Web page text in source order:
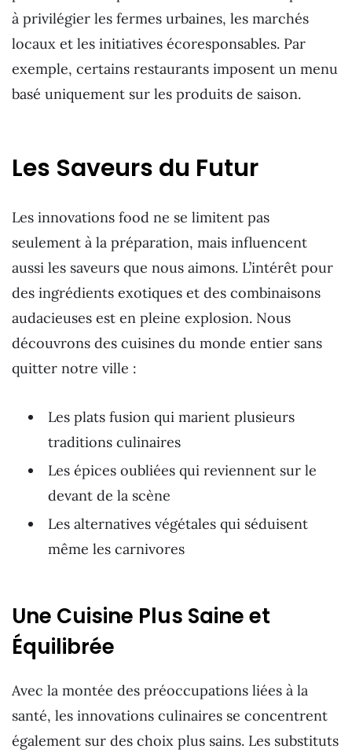
à privilégier les fermes urbaines, les marchés
locaux et les initiatives écoresponsables. Par
exemple, certains restaurants imposent un menu
basé uniquement sur les produits de saison.
Les Saveurs du Futur
Les innovations food ne se limitent pas
seulement à la préparation, mais influencent
aussi les saveurs que nous aimons. L’intérêt pour
des ingrédients exotiques et des combinaisons
audacieuses est en pleine explosion. Nous
découvrons des cuisines du monde entier sans
quitter notre ville :
Les plats fusion qui marient plusieurs
traditions culinaires
Les épices oubliées qui reviennent sur le
devant de la scène
Les alternatives végétales qui séduisent
même les carnivores
Une Cuisine Plus Saine et
Équilibrée
Avec la montée des préoccupations liées à la
santé, les innovations culinaires se concentrent
également sur des choix plus sains. Les substituts